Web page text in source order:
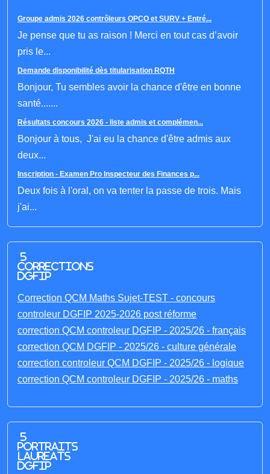
Groupe admis 2026 contrôleurs OPCO et SURV + Entré...
Je pense que tu as raison ! Merci en tout cas d’avoir
pris le...
Demande disponibilité dès titularisation RQTH
Bonjour, Tu sembles avoir la chance d'être en bonne
santé.......
Résultats concours 2026 - liste admis et complémen...
Bonjour à tous, J'ai eu la chance d'être admis aux
deux...
Inscription - Examen Pro Inspecteur des Finances p...
Deux fois à l'oral, on va tenter la passe de trois. Mais
j'ai...
5
corrections
DGFIP
Correction QCM Maths Sujet-TEST - concours
controleur DGFIP 2025-2026 post réforme
correction QCM controleur DGFIP - 2025/26 - français
correction QCM DGFIP - 2025/26 - culture générale
correction controleur QCM DGFIP - 2025/26 - logique
correction QCM controleur DGFIP - 2025/26 - maths
5
portraits
laureats
DGFIP